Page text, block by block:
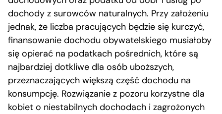
dochody z surowców naturalnych. Przy założeniu
jednak, że liczba pracujących będzie się kurczyć,
finansowanie dochodu obywatelskiego musiałoby
się opierać na podatkach pośrednich, które są
najbardziej dotkliwe dla osób uboższych,
przeznaczających większą część dochodu na
konsumpcję. Rozwiązanie z pozoru korzystne dla
kobiet o niestabilnych dochodach i zagrożonych